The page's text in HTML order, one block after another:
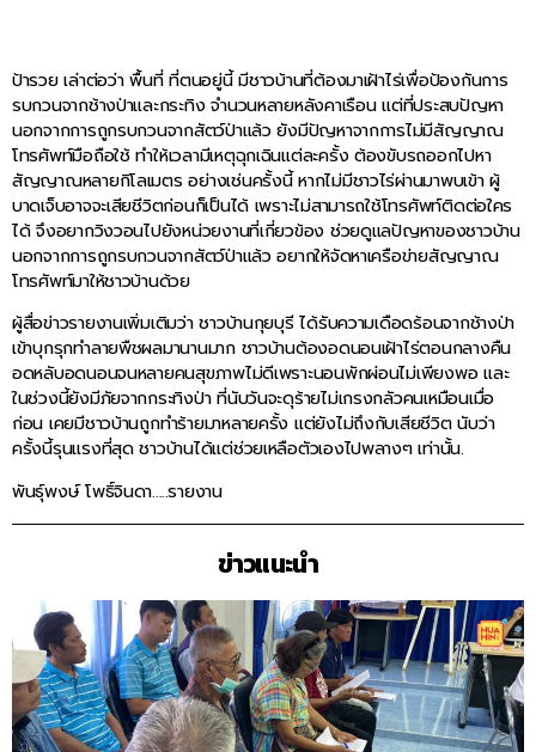
ป้ารวย เล่าต่อว่า พื้นที่ ที่ตนอยู่นี้ มีชาวบ้านที่ต้องมาเฝ้าไร่เพื่อป้องกันการ
รบกวนจากช้างป่าและกระทิง จำนวนหลายหลังคาเรือน แต่ที่ประสบปัญหา
นอกจากการถูกรบกวนจากสัตว์ป่าแล้ว ยังมีปัญหาจากการไม่มีสัญญาณ
โทรศัพท์มือถือใช้ ทำให้เวลามีเหตุฉุกเฉินแต่ละครั้ง ต้องขับรถออกไปหา
สัญญาณหลายกิโลเมตร อย่างเช่นครั้งนี้ หากไม่มีชาวไร่ผ่านมาพบเข้า ผู้
บาดเจ็บอาจจะเสียชีวิตก่อนก็เป็นได้ เพราะไม่สามารถใช้โทรศัพท์ติดต่อใคร
ได้ จึงอยากวิงวอนไปยังหน่วยงานที่เกี่ยวข้อง ช่วยดูแลปัญหาของชาวบ้าน
นอกจากการถูกรบกวนจากสัตว์ป่าแล้ว อยากให้จัดหาเครือข่ายสัญญาณ
โทรศัพท์มาให้ชาวบ้านด้วย
ผู้สื่อข่าวรายงานเพิ่มเติมว่า ชาวบ้านกุยบุรี ได้รับความเดือดร้อนจากช้างป่า
เข้าบุกรุกทำลายพืชผลมานานมาก ชาวบ้านต้องอดนอนเฝ้าไร่ตอนกลางคืน
อดหลับอดนอนจนหลายคนสุขภาพไม่ดีเพราะนอนพักผ่อนไม่เพียงพอ และ
ในช่วงนี้ยังมีภัยจากกระทิงป่า ที่นับวันจะดุร้ายไม่เกรงกลัวคนเหมือนเมื่อ
ก่อน เคยมีชาวบ้านถูกทำร้ายมาหลายครั้ง แต่ยังไม่ถึงกับเสียชีวิต นับว่า
ครั้งนี้รุนแรงที่สุด ชาวบ้านได้แต่ช่วยเหลือตัวเองไปพลางๆ เท่านั้น.
พันธุ์พงษ์ โพธิ์จินดา…..รายงาน
ข่าวแนะนำ